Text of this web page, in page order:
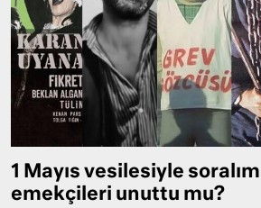
1 Mayıs vesilesiyle
emekçileri unuttu mu?